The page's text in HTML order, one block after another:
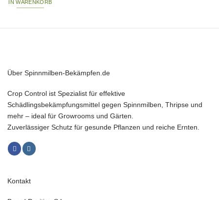
IN WARENKORB
Über Spinnmilben-Bekämpfen.de
Crop Control ist Spezialist für effektive
Schädlingsbekämpfungsmittel gegen Spinnmilben, Thripse und
mehr – ideal für Growrooms und Gärten.
Zuverlässiger Schutz für gesunde Pflanzen und reiche Ernten.
Kontakt